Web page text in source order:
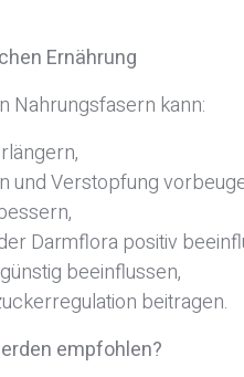
Ernährung
Nahrungsfasern kann:
und Verstopfung
Darmflora positiv
beeinflussen,
beitragen.
empfohlen?